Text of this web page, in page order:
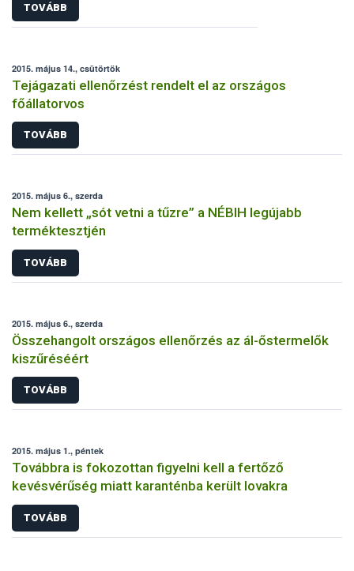
TOVÁBB
2015. május 14., csütörtök
Tejágazati ellenőrzést rendelt el az országos
főállatorvos
TOVÁBB
2015. május 6., szerda
Nem kellett „sót vetni a tűzre” a NÉBIH legújabb
terméktesztjén
TOVÁBB
2015. május 6., szerda
Összehangolt országos ellenőrzés az ál-őstermelők
kiszűréséért
TOVÁBB
2015. május 1., péntek
Továbbra is fokozottan figyelni kell a fertőző
kevésvérűség miatt karanténba került lovakra
TOVÁBB